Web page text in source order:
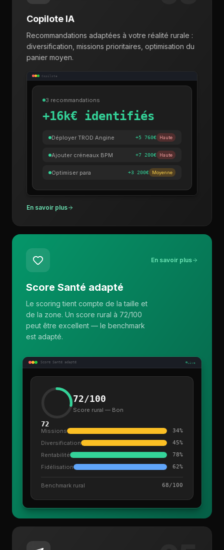
Copilote IA
Recommandations adaptées à votre réalité rurale :
diversification, missions prioritaires, optimisation du
panier moyen.
Copilote
3 recommandations
+16k€ identifiés
Déployer TROD Angine +5 760€ Haute
Ajouter créneaux BPM +7 200€ Haute
Optimiser para +3 200€ Moyenne
En savoir plus
Score Santé adapté
Le scoring tient compte de la taille et
de la zone. Un score rural à 72/100
peut être excellent — le benchmark
est adapté.
En savoir plus
Score Santé adapté Live
72
72/100
Score rural — Bon
Missions 34%
Diversification 45%
Rentabilité 78%
Fidélisation 62%
Benchmark rural 68/100